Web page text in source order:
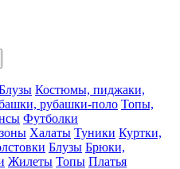
Костюмы, пиджаки,
рубашки-поло Топы,
Футболки
Халаты Туники Куртки,
Блузы Брюки,
Жилеты Топы Платья